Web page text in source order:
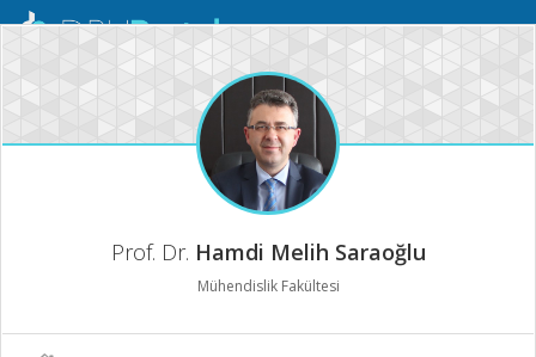
Mobil
Prof. Dr. Hamdi Melih Saraoğlu
Mühendislik Fakültesi